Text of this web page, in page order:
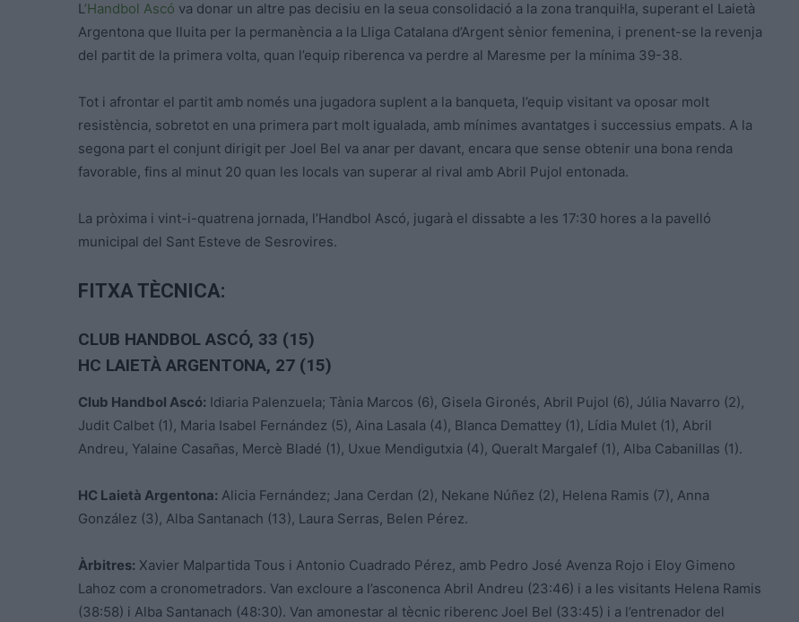
L’Handbol Ascó va donar un altre pas decisiu en la seua consolidació a la zona tranquil·la, superant el Laietà
Argentona que lluita per la permanència a la Lliga Catalana d’Argent sènior femenina, i prenent-se la revenja
del partit de la primera volta, quan l’equip riberenca va perdre al Maresme per la mínima 39-38.
Tot i afrontar el partit amb només una jugadora suplent a la banqueta, l’equip visitant va oposar molt
resistència, sobretot en una primera part molt igualada, amb mínimes avantatges i successius empats. A la
segona part el conjunt dirigit per Joel Bel va anar per davant, encara que sense obtenir una bona renda
favorable, fins al minut 20 quan les locals van superar al rival amb Abril Pujol entonada.
La pròxima i vint-i-quatrena jornada, l’Handbol Ascó, jugarà el dissabte a les 17:30 hores a la pavelló
municipal del Sant Esteve de Sesrovires.
FITXA TÈCNICA:
CLUB HANDBOL ASCÓ, 33 (15)
HC LAIETÀ ARGENTONA, 27 (15)
Club Handbol Ascó: Idiaria Palenzuela; Tània Marcos (6), Gisela Gironés, Abril Pujol (6), Júlia Navarro (2),
Judit Calbet (1), Maria Isabel Fernández (5), Aina Lasala (4), Blanca Demattey (1), Lídia Mulet (1), Abril
Andreu, Yalaine Casañas, Mercè Bladé (1), Uxue Mendigutxia (4), Queralt Margalef (1), Alba Cabanillas (1).
HC Laietà Argentona: Alicia Fernández; Jana Cerdan (2), Nekane Núñez (2), Helena Ramis (7), Anna
González (3), Alba Santanach (13), Laura Serras, Belen Pérez.
Àrbitres: Xavier Malpartida Tous i Antonio Cuadrado Pérez, amb Pedro José Avenza Rojo i Eloy Gimeno
Lahoz com a cronometradors. Van excloure a l’asconenca Abril Andreu (23:46) i a les visitants Helena Ramis
(38:58) i Alba Santanach (48:30). Van amonestar al tècnic riberenc Joel Bel (33:45) i a l’entrenador del